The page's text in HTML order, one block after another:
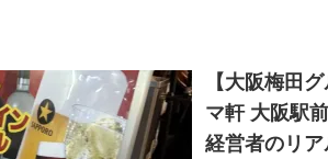
【大阪梅田
マ軒 大阪駅
経営者のリア